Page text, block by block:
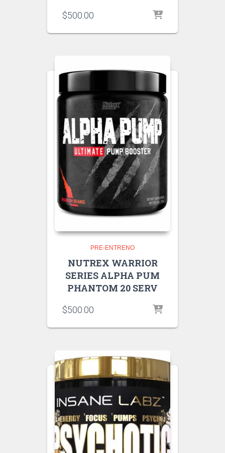
$500.00
PRE-ENTRENO
NUTREX WARRIOR
SERIES ALPHA PUM
PHANTOM 20 SERV
$500.00